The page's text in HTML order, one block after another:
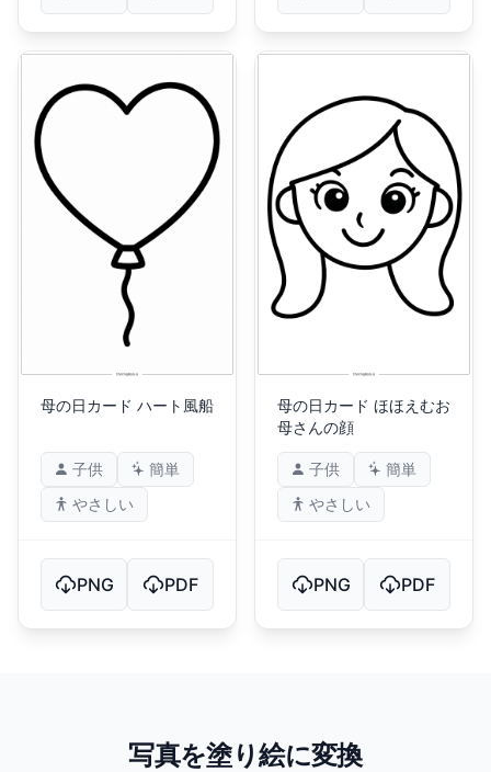
母の日カード ハート風船
子供
簡単
やさしい
PNG PDF
母の日カード ほほえむお
母さんの顔
子供
簡単
やさしい
PNG PDF
写真を塗り絵に変換